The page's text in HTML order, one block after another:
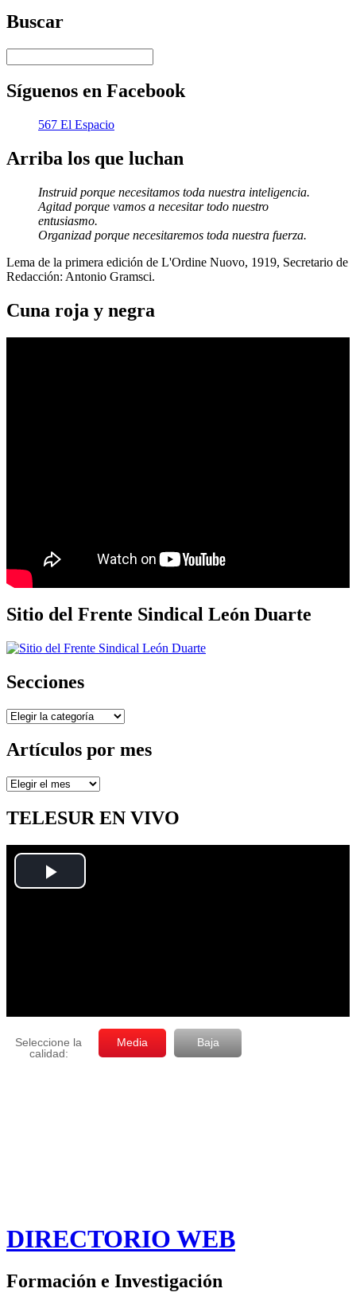
Buscar
Síguenos en Facebook
567 El Espacio
Arriba los que luchan
Instruid porque necesitamos toda nuestra inteligencia.
Agitad porque vamos a necesitar todo nuestro
entusiasmo.
Organizad porque necesitaremos toda nuestra fuerza.
Lema de la primera edición de L'Ordine Nuovo, 1919, Secretario de
Redacción: Antonio Gramsci.
Cuna roja y negra
Sitio del Frente Sindical León Duarte
Secciones
Secciones
Artículos por mes
Artículos
mes
TELESUR EN VIVO
DIRECTORIO WEB
Formación e Investigación